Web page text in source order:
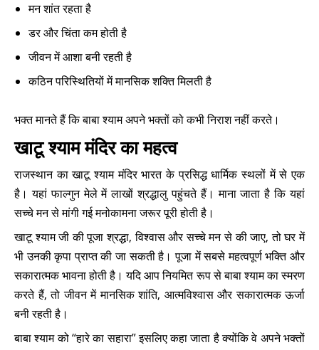
मन शांत रहता है
डर और चिंता कम होती है
जीवन में आशा बनी रहती है
कठिन परिस्थितियों में मानसिक शक्ति मिलती है
भक्त मानते हैं कि बाबा श्याम अपने भक्तों को कभी निराश नहीं करते।
खाटू श्याम मंदिर का महत्व
राजस्थान का खाटू श्याम मंदिर भारत के प्रसिद्ध धार्मिक स्थलों में से एक
है। यहां फाल्गुन मेले में लाखों श्रद्धालु पहुंचते हैं। माना जाता है कि यहां
सच्चे मन से मांगी गई मनोकामना जरूर पूरी होती है।
खाटू श्याम जी की पूजा श्रद्धा, विश्वास और सच्चे मन से की जाए, तो घर में
भी उनकी कृपा प्राप्त की जा सकती है। पूजा में सबसे महत्वपूर्ण भक्ति और
सकारात्मक भावना होती है। यदि आप नियमित रूप से बाबा श्याम का स्मरण
करते हैं, तो जीवन में मानसिक शांति, आत्मविश्वास और सकारात्मक ऊर्जा
बनी रहती है।
बाबा श्याम को “हारे का सहारा” इसलिए कहा जाता है क्योंकि वे अपने भक्तों